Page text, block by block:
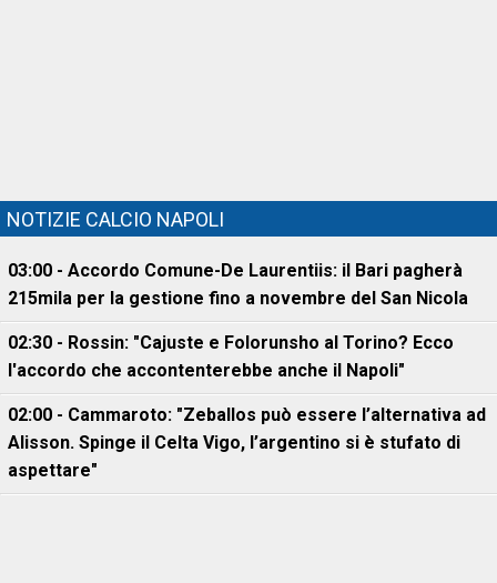
NOTIZIE CALCIO NAPOLI
03:00 - Accordo Comune-De Laurentiis: il Bari pagherà
215mila per la gestione fino a novembre del San Nicola
02:30 - Rossin: "Cajuste e Folorunsho al Torino? Ecco
l'accordo che accontenterebbe anche il Napoli"
02:00 - Cammaroto: "Zeballos può essere l’alternativa ad
Alisson. Spinge il Celta Vigo, l’argentino si è stufato di
aspettare"